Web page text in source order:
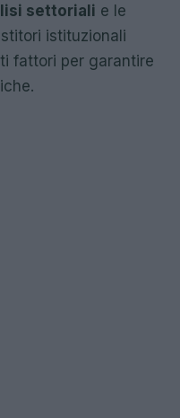
settoriali e le
istituzionali
fattori per garantire